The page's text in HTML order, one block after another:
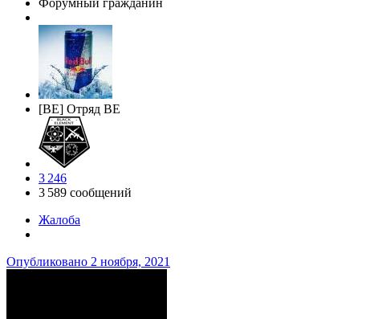
Форумный гражданин
[BE] Отряд BE
3 246
3 589 сообщений
Жалоба
Опубликовано 2 ноября, 2021